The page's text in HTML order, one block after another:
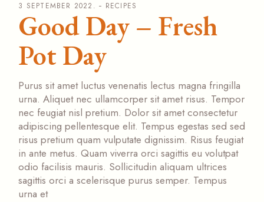
3 SEPTEMBER 2022. RECIPES
Good Day – Fresh
Pot Day
Purus sit amet luctus venenatis lectus magna fringilla
urna. Aliquet nec ullamcorper sit amet risus. Tempor
nec feugiat nisl pretium. Dolor sit amet consectetur
adipiscing pellentesque elit. Tempus egestas sed sed
risus pretium quam vulputate dignissim. Risus feugiat
in ante metus. Quam viverra orci sagittis eu volutpat
odio facilisis mauris. Sollicitudin aliquam ultrices
sagittis orci a scelerisque purus semper. Tempus
urna et